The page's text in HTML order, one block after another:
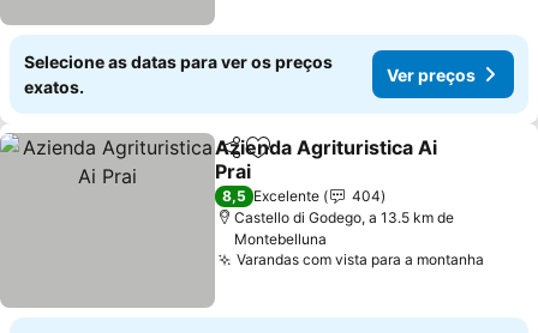
Selecione as datas para ver os preços
exatos.
Ver preços
PartilharAdicionar aos favoritos
Azienda Agrituristica Ai
Prai
Ver preços
8,5 Excelente
404
Castello di Godego, a 13.5 km de
Montebelluna
Varandas com vista para a montanha